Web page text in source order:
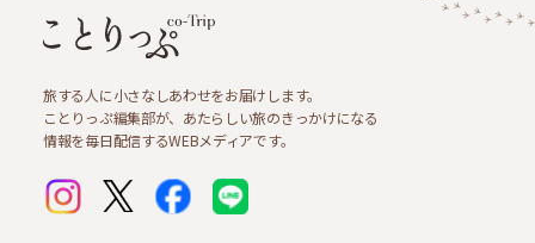
旅する人に小さなしあわせをお届けします。
ことりっぷ編集部が、あたらしい旅のきっかけになる
情報を毎日配信するWEBメディアです。